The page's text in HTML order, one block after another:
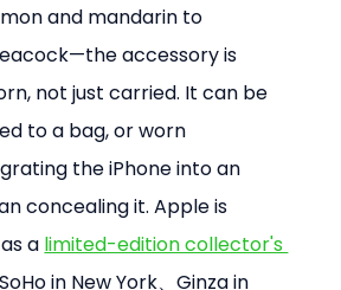
and mandarin to
accessory is
not just carried. It can be
to a bag, or worn
the iPhone into an
concealing it. Apple is
a limited-edition collector's
in New York、Ginza in